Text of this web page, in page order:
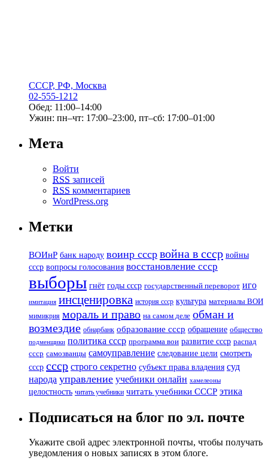
СССР, РФ, Москва
02-555-1212
Обед: 11:00–14:00
Ужин: пн–чт: 17:00–23:00, пт–сб: 17:00–01:00
Мета
Войти
RSS записей
RSS комментариев
WordPress.org
Метки
ВОИнР банк народу воинр ссср война в ссср войны
ссср вопросы голосования восстановление ссср
выборы гнёт годы ссср государственный переворот иго
имитация инсценировка история ссср культура материалы ВОИ
мимикрия мораль и право на самом деле обман и
возмездие обнарбанк образование ссср обращение общество
подменщики политика ссср программа вои развитие ссср распад
ссср самозванцы самоуправление следование цели смотреть
ссср ссср строго секретно субъект права владения суд
народа управление учебники онлайн хамелеоны
целостность читать учебники читать учебники СССР этика
Подписаться на блог по эл. почте
Укажите свой адрес электронной почты, чтобы получать
уведомления о новых записях в этом блоге.